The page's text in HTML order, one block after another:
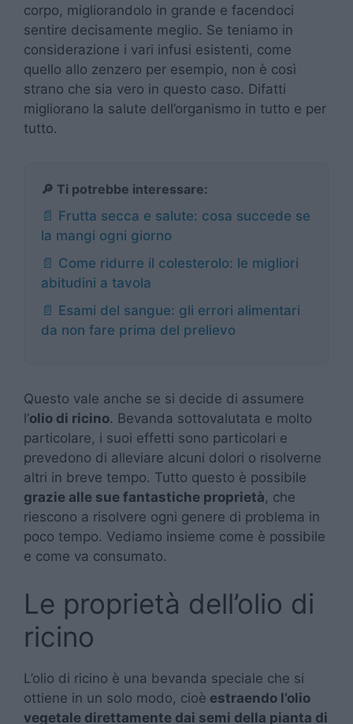
corpo, migliorandolo in grande e facendoci
sentire decisamente meglio. Se teniamo in
considerazione i vari infusi esistenti, come
quello allo zenzero per esempio, non è così
strano che sia vero in questo caso. Difatti
migliorano la salute dell’organismo in tutto e per
tutto.
🔎 Ti potrebbe interessare:
📄 Frutta secca e salute: cosa succede se
la mangi ogni giorno
📄 Come ridurre il colesterolo: le migliori
abitudini a tavola
📄 Esami del sangue: gli errori alimentari
da non fare prima del prelievo
Questo vale anche se si decide di assumere
l’olio di ricino. Bevanda sottovalutata e molto
particolare, i suoi effetti sono particolari e
prevedono di alleviare alcuni dolori o risolverne
altri in breve tempo. Tutto questo è possibile
grazie alle sue fantastiche proprietà, che
riescono a risolvere ogni genere di problema in
poco tempo. Vediamo insieme come è possibile
e come va consumato.
Le proprietà dell’olio di
ricino
L’olio di ricino è una bevanda speciale che si
ottiene in un solo modo, cioè estraendo l’olio
vegetale direttamente dai semi della pianta di